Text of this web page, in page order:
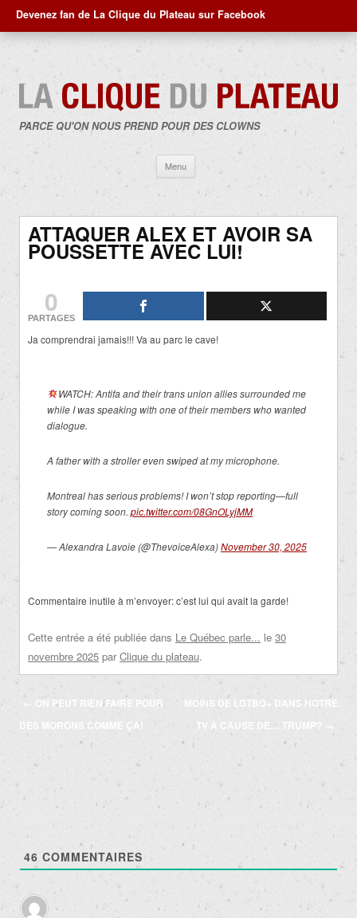
Devenez fan de La Clique du Plateau sur Facebook
PARCE QU'ON NOUS PREND POUR DES CLOWNS
Menu
contenu
ATTAQUER ALEX ET AVOIR SA
POUSSETTE AVEC LUI!
0
PARTAGES
Ja comprendrai jamais!!! Va au parc le cave!
WATCH: Antifa and their trans union allies surrounded me
while I was speaking with one of their members who wanted
dialogue.
A father with a stroller even swiped at my microphone.
Montreal has serious problems! I won’t stop reporting—full
story coming soon. pic.twitter.com/08GnOLyjMM
— Alexandra Lavoie (@ThevoiceAlexa)November 30, 2025
Commentaire inutile à m’envoyer: c’est lui qui avait la garde!
Cette entrée a été publiée dans Le Québec parle... le 30
novembre 2025 par Clique du plateau.
Navigation
des
←
ON PEUT RIEN FAIRE POUR
DES MORONS COMME ÇA!
MOINS DE LGTBQ+ DANS NOTRE
TV À CAUSE DE… TRUMP? →
46 COMMENTAIRES